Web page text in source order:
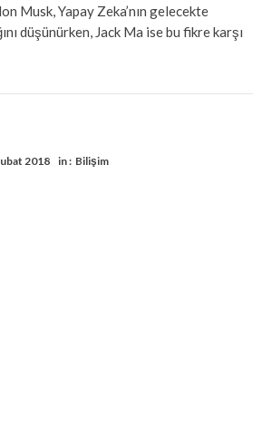
Musk, Yapay Zeka’nın gelecekte
düşünürken, Jack Ma ise bu fikre karşı
2018 in : Bilişim